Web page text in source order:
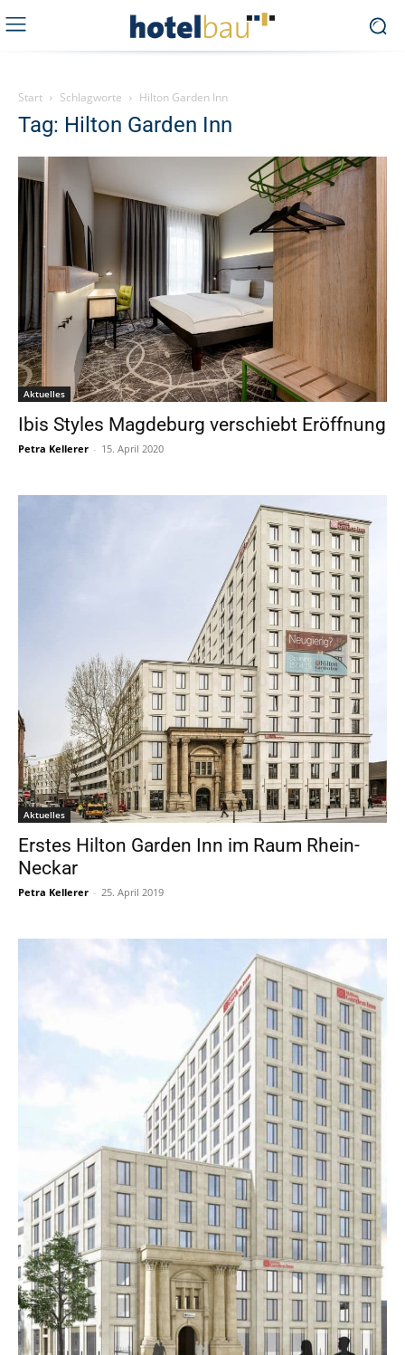
Start Schlagworte Hilton Garden Inn
Tag: Hilton Garden Inn
Aktuelles
Ibis Styles Magdeburg verschiebt Eröffnung
Petra Kellerer - 15. April 2020
Aktuelles
Erstes Hilton Garden Inn im Raum Rhein-
Neckar
Petra Kellerer - 25. April 2019